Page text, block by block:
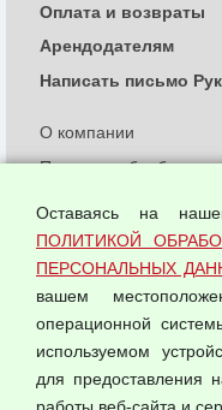
© 2026 ООО "Феникс"
О компании
Политика обработки
Согласием на
Оферта оптовой
Публичная оферта
Оплата и возвраты
Арендодателям
Написать письмо
Оставаясь на
ПОЛИТИКОЙ
ПЕРСОНАЛЬНЫХ
вашем
операционной
используемом
для предоставления